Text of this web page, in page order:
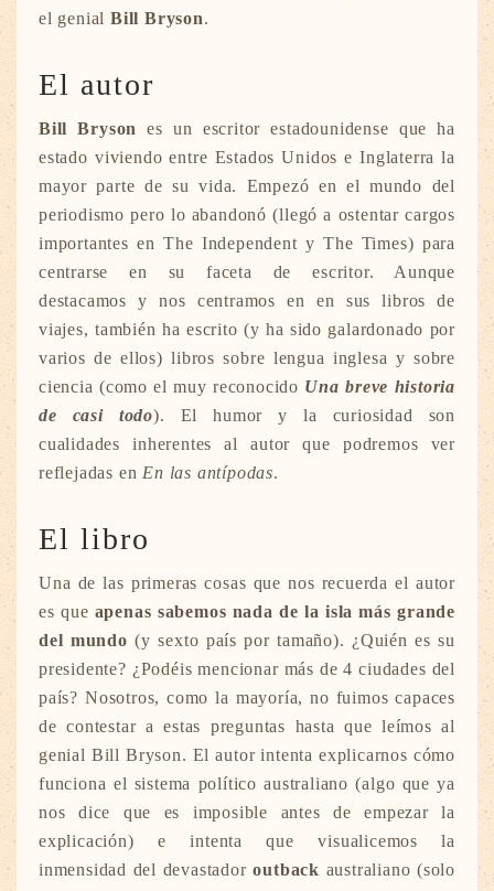
el genial Bill Bryson.
El autor
Bill Bryson
es un escritor estadounidense que ha
estado viviendo entre Estados Unidos e Inglaterra la
mayor parte de su vida. Empezó en el mundo del
periodismo pero lo abandonó (llegó a ostentar cargos
importantes en The Independent y The Times) para
centrarse en su faceta de escritor. Aunque
destacamos y nos centramos en en sus libros de
viajes, también ha escrito (y ha sido galardonado por
varios de ellos) libros sobre lengua inglesa y sobre
ciencia (como el muy reconocido Una breve historia
de casi todo). El humor y la curiosidad son
cualidades inherentes al autor que podremos ver
reflejadas en En las antípodas.
El libro
Una de las primeras cosas que nos recuerda el autor
es que apenas sabemos nada de la isla más grande
del mundo (y sexto país por tamaño). ¿Quién es su
presidente? ¿Podéis mencionar más de 4 ciudades del
país? Nosotros, como la mayoría, no fuimos capaces
de contestar a estas preguntas hasta que leímos al
genial Bill Bryson. El autor intenta explicarnos cómo
funciona el sistema político australiano (algo que ya
nos dice que es imposible antes de empezar la
explicación) e intenta que visualicemos la
inmensidad del devastadoroutback australiano (solo